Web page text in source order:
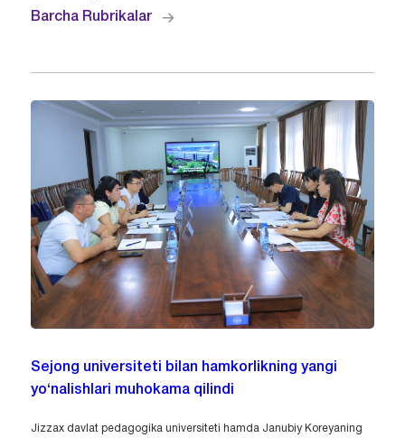
Barcha Rubrikalar
Sejong universiteti bilan hamkorlikning yangi
yo‘nalishlari muhokama qilindi
Jizzax davlat pedagogika universiteti hamda Janubiy Koreyaning